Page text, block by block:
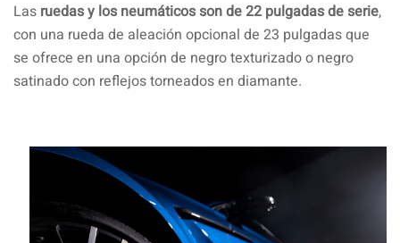
Las ruedas y los neumáticos son de 22 pulgadas de serie,
con una rueda de aleación opcional de 23 pulgadas que
se ofrece en una opción de negro texturizado o negro
satinado con reflejos torneados en diamante.